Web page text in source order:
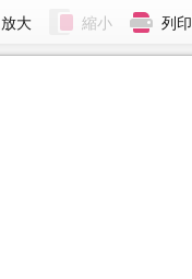
放大 縮小 列印